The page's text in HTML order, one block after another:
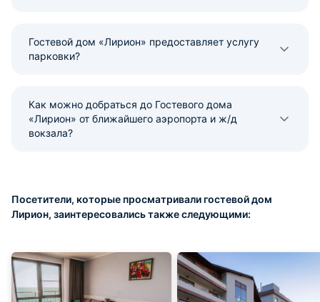
Гостевой дом «Лирион» предоставляет услугу
парковки?
Как можно добраться до Гостевого дома
«Лирион» от ближайшего аэропорта и ж/д
вокзала?
Посетители, которые просматривали гостевой дом
Лирион, заинтересовались также следующими: